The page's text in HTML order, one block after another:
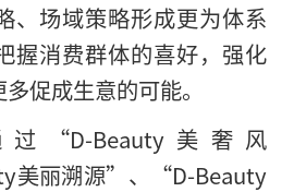
、场域策略形成更为体系
握消费群体的喜好，强化
促成生意的可能。
“D-Beauty美奢风
美丽溯源”、“D-Beauty